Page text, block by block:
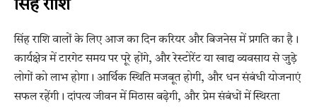
सिंह राशि
सिंह राशि वालों के लिए आज का दिन करियर और बिजनेस में प्रगति का है।
कार्यक्षेत्र में टारगेट समय पर पूरे होंगे, और रेस्टोरेंट या खाद्य व्यवसाय से जुड़े
लोगों को लाभ होगा। आर्थिक स्थिति मजबूत होगी, और धन संबंधी योजनाएं
सफल रहेंगी। दांपत्य जीवन में मिठास बढ़ेगी, और प्रेम संबंधों में स्थिरता